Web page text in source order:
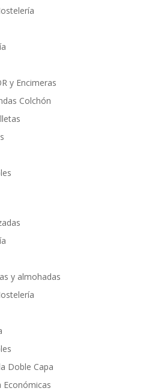
y Encimeras
Colchón
y almohadas
Doble Capa
Económicas